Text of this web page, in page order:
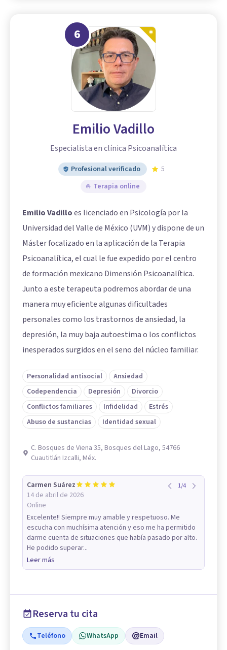
6
Emilio Vadillo
Especialista en clínica Psicoanalítica
Profesional verificado
5
Terapia online
Emilio Vadilloes licenciado en Psicología por la
Universidad del Valle de México (UVM) y dispone de un
Máster focalizado en la aplicación de la Terapia
Psicoanalítica, el cual le fue expedido por el centro
de formación mexicano Dimensión Psicoanalítica.
Junto a este terapeuta podremos abordar de una
manera muy eficiente algunas dificultades
personales como los trastornos de ansiedad, la
depresión, la muy baja autoestima o los conflictos
inesperados surgidos en el seno del núcleo familiar.
Personalidad antisocial
Ansiedad
Codependencia
Depresión
Divorcio
Conflictos familiares
Infidelidad
Estrés
Abuso de sustancias
Identidad sexual
C. Bosques de Viena 35, Bosques del Lago, 54766
Cuautitlán Izcalli, Méx.
Carmen Suárez
14 de abril de 2026
Online
1/4
Excelente!! Siempre muy amable y respetuoso. Me
escucha con muchísima atención y eso me ha permitido
darme cuenta de situaciones que había pasado por alto.
He podido superar...
Leer más
Reserva tu cita
Teléfono WhatsApp Email